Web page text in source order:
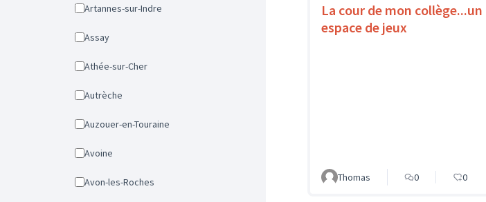
Artannes-sur-Indre
Assay
Athée-sur-Cher
Autrèche
Auzouer-en-Touraine
Avoine
Avon-les-Roches
La cour de mon collège...un
espace de jeux
Thomas 0 0